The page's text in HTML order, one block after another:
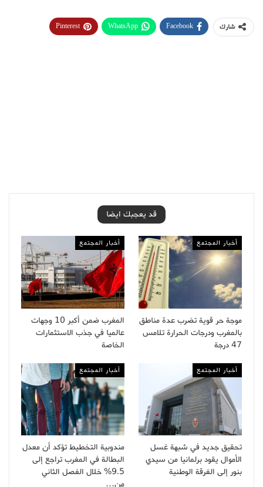
شارك Facebook
WhatsApp
Pinterest
قد يعجبك ايضا
أخبار المجتمع
موجة حر قوية تضرب عدة مناطق
بالمغرب ودرجات الحرارة تلامس
47 درجة
أخبار المجتمع
المغرب ضمن أكبر 10 وجهات
عالميا في جذب الاستثمارات
الخاصة
أخبار المجتمع
تحقيق جديد في شبهة غسل
الأموال يقود برلمانيا من سيدي
بنور إلى الفرقة الوطنية
أخبار المجتمع
مندوبية التخطيط تؤكد أن معدل
البطالة في المغرب تراجع إلى
9.5% خلال الفصل الثاني
من…